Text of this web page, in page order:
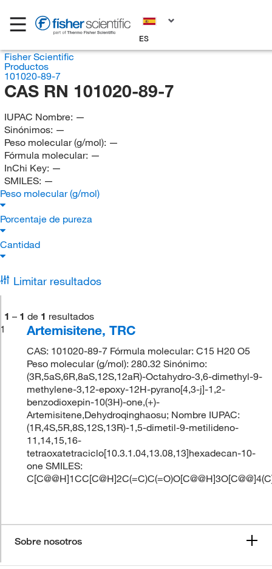
ES
Fisher Scientific
Productos
101020-89-7
CAS RN 101020-89-7
IUPAC Nombre: —
Sinónimos: —
Peso molecular (g/mol): —
Fórmula molecular: —
InChi Key: —
SMILES: —
Peso molecular (g/mol)
Porcentaje de pureza
Cantidad
Limitar resultados
1 – 1 de 1 resultados
1
Artemisitene, TRC
CAS: 101020-89-7 Fórmula molecular: C15 H20 O5
Peso molecular (g/mol): 280.32 Sinónimo:
(3R,5aS,6R,8aS,12S,12aR)-Octahydro-3,6-dimethyl-9-
methylene-3,12-epoxy-12H-pyrano[4,3-j]-1,2-
benzodioxepin-10(3H)-one,(+)-
Artemisitene,Dehydroqinghaosu; Nombre IUPAC:
(1R,4S,5R,8S,12S,13R)-1,5-dimetil-9-metilideno-
11,14,15,16-
tetraoxatetraciclo[10.3.1.04,13.08,13]hexadecan-10-
one SMILES:
Sobre nosotros